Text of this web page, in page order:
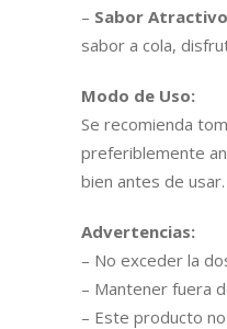
– Sabor
sabor a cola,
Modo de Uso:
Se recomienda
preferiblemente
bien antes de usar.
Advertencias:
– No exceder la
– Mantener fuera
– Este producto